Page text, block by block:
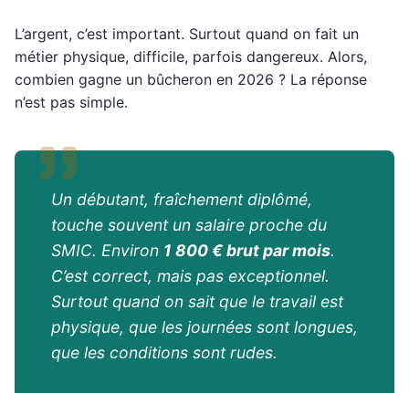
L’argent, c’est important. Surtout quand on fait un
métier physique, difficile, parfois dangereux. Alors,
combien gagne un bûcheron en 2026 ? La réponse
n’est pas simple.
Un débutant, fraîchement diplômé,
touche souvent un salaire proche du
SMIC. Environ 1 800 € brut par mois.
C’est correct, mais pas exceptionnel.
Surtout quand on sait que le travail est
physique, que les journées sont longues,
que les conditions sont rudes.